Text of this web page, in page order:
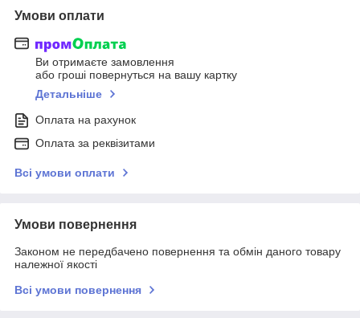
Умови оплати
Ви отримаєте замовлення
або гроші повернуться на вашу картку
Детальніше
Оплата на рахунок
Оплата за реквізитами
Всі умови оплати
Умови повернення
Законом не передбачено повернення та обмін даного товару
належної якості
Всі умови повернення